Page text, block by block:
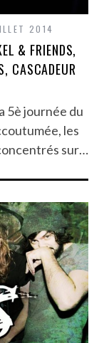
2014
& FRIENDS,
CASCADEUR
5è journée du
les
sur…